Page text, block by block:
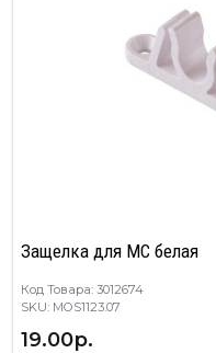
Защелка для МС белая
Код Товара: 3012674
SKU: MOS1123.07
19.00р.